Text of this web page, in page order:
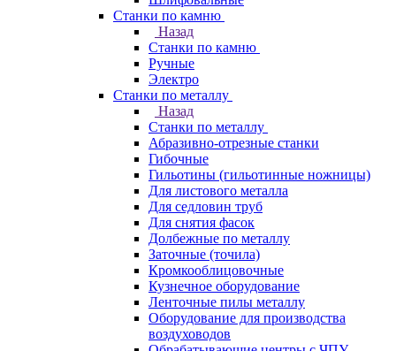
Станки по камню
Назад
Станки по камню
Ручные
Электро
Станки по металлу
Назад
Станки по металлу
Абразивно-отрезные станки
Гибочные
Гильотины (гильотинные ножницы)
Для листового металла
Для седловин труб
Для снятия фасок
Долбежные по металлу
Заточные (точила)
Кромкооблицовочные
Кузнечное оборудование
Ленточные пилы металлу
Оборудование для производства
воздуховодов